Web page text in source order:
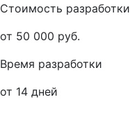
Стоимость разработки
от 50 000 руб.
Время разработки
от 14 дней